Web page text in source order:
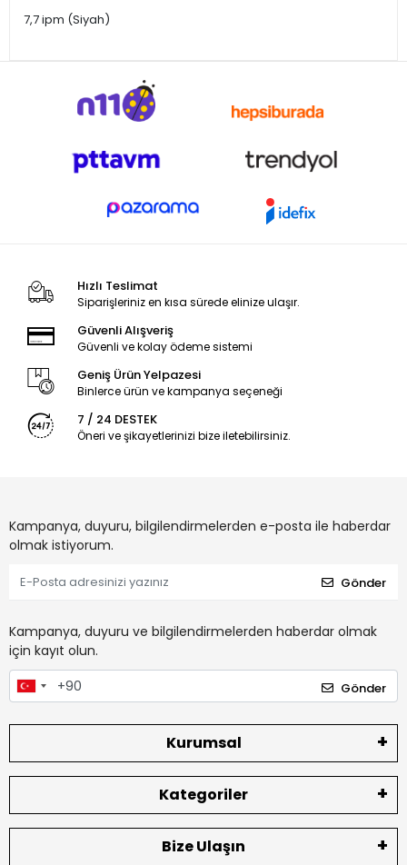
7,7 ipm (Siyah)
Hızlı Teslimat
Siparişleriniz en kısa sürede elinize ulaşır.
Güvenli Alışveriş
Güvenli ve kolay ödeme sistemi
Geniş Ürün Yelpazesi
Binlerce ürün ve kampanya seçeneği
7 / 24 DESTEK
Öneri ve şikayetlerinizi bize iletebilirsiniz.
Kampanya, duyuru, bilgilendirmelerden e-posta ile haberdar
olmak istiyorum.
Gönder
Kampanya, duyuru ve bilgilendirmelerden haberdar olmak
için kayıt olun.
Gönder
Kurumsal
Kategoriler
Bize Ulaşın